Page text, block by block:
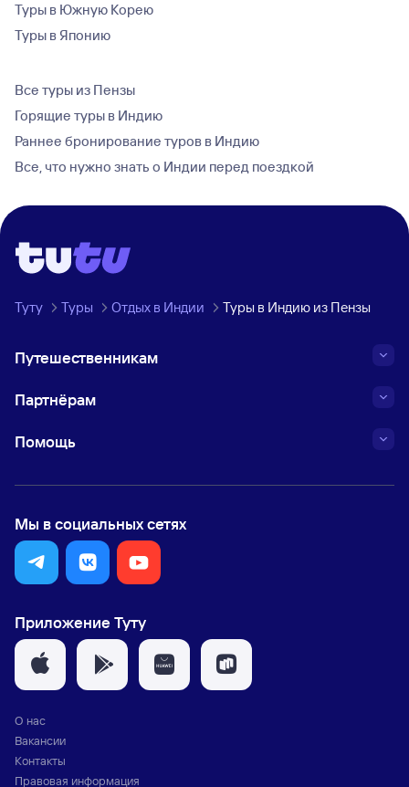
Туры в Южную Корею
Туры в Японию
Все туры из Пензы
Горящие туры в Индию
Раннее бронирование туров в Индию
Все, что нужно знать о Индии перед поездкой
Туту Туры Отдых в Индии Туры в Индию из Пензы
Путешественникам
Партнёрам
Помощь
Мы в социальных сетях
Приложение Туту
О нас
Вакансии
Контакты
Правовая информация